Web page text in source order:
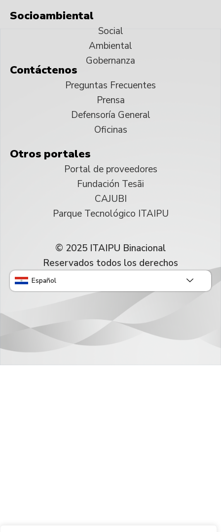
Socioambiental
Social
Ambiental
Gobernanza
Contáctenos
Preguntas Frecuentes
Prensa
Defensoría General
Oficinas
Otros portales
Portal de proveedores
Fundación Tesãi
CAJUBI
Parque Tecnológico ITAIPU
© 2025 ITAIPU Binacional
Reservados todos los derechos
Español